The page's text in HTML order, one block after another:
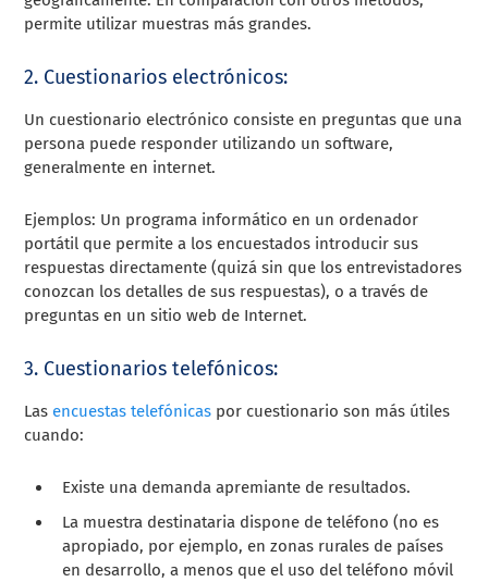
permite utilizar muestras más grandes.
2. Cuestionarios electrónicos:
Un cuestionario electrónico consiste en preguntas que una
persona puede responder utilizando un software,
generalmente en internet.
Ejemplos: Un programa informático en un ordenador
portátil que permite a los encuestados introducir sus
respuestas directamente (quizá sin que los entrevistadores
conozcan los detalles de sus respuestas), o a través de
preguntas en un sitio web de Internet.
3. Cuestionarios telefónicos:
Las encuestas telefónicas por cuestionario son más útiles
cuando:
Existe una demanda apremiante de resultados.
La muestra destinataria dispone de teléfono (no es
apropiado, por ejemplo, en zonas rurales de países
en desarrollo, a menos que el uso del teléfono móvil